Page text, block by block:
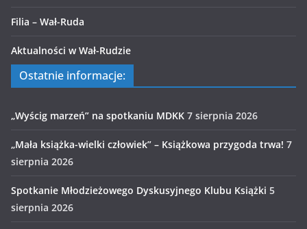
Filia – Wał-Ruda
Aktualności w Wał-Rudzie
Ostatnie informacje:
„Wyścig marzeń” na spotkaniu MDKK 7 sierpnia 2026
„Mała książka-wielki człowiek” – Książkowa przygoda trwa! 7
sierpnia 2026
Spotkanie Młodzieżowego Dyskusyjnego Klubu Książki 5
sierpnia 2026